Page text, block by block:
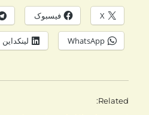
X فیسبوک
WhatsApp لینکداین
Related